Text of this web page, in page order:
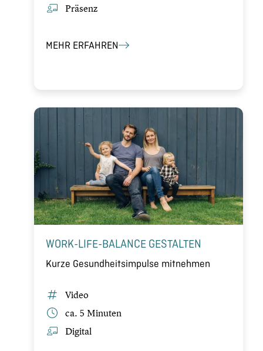
Präsenz
MEHR ERFAHREN
WORK-LIFE-BALANCE GESTALTEN
Kurze Gesund­heits­im­pulse mitnehmen
Video
ca. 5 Minuten
Digital